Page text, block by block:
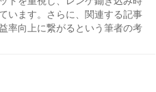
います。さらに、関連する記事
率向上に繋がるという筆者の考